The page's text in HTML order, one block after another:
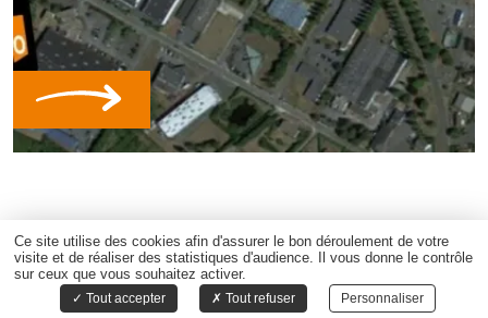
< 01 ... 11 12 13
Ce site utilise des cookies afin d'assurer le bon déroulement de votre
visite et de réaliser des statistiques d'audience. Il vous donne le contrôle
sur ceux que vous souhaitez activer.
Tout accepter Tout refuser Personnaliser